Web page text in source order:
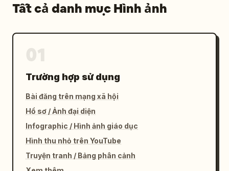
Tất cả danh mục Hình ảnh
Trường hợp sử dụng
Bài đăng trên mạng xã hội
Hồ sơ / Ảnh đại diện
Infographic / Hình ảnh giáo dục
Hình thu nhỏ trên YouTube
Truyện tranh / Bảng phân cảnh